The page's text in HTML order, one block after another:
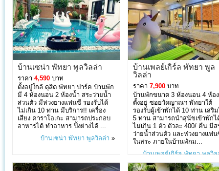
บ้านเซน่า พัทยา พูลวิลล่า
ราคา 4,590 บาท
ตั้งอยู่ใกล้ ดุสิต พัทยา ปาร์ค บ้านพัก
มี 4 ห้องนอน 2 ห้องน้ำ สระว่ายน้ำ
ส่วนตัว มีห่วงยางแฟนซี รองรับได้
ไม่เกิน 10 ท่าน มีบริการ!! เครื่อง
เสียง คาราโอเกะ สามารถประกอบ
อาหารได้ ทำอาหาร ปิ้งย่างได้ ...
บ้านเซน่า พัทยา พูลวิลล่า »
บ้านเพลย์เกิร์ล พัทยา พูล
วิลล่า
ราคา 7,900 บาท
บ้านพักขนาด 3 ห้องนอน 4 ห้อ
ตั้งอยู่ ซอยวัดญาณฯ พัทยาใต้
รองรับผู้เข้าพักได้ 10 ท่าน เสริ
5 ท่าน สามารถนำสุนัขเข้าพักไ
ไม่เกิน 1 ตัว ตัวละ 400/ คืน มีส
ว่ายน้ำส่วนตัว และห่วงยางแฟ
ในสระ ภายในบ้านพักม...
บ้านเพลย์เกิร์ล พัทยา พูลวิล